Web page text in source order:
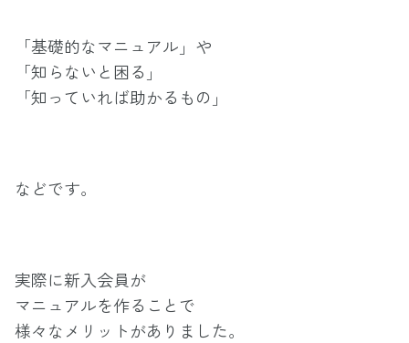
「基礎的なマニュアル」や
「知らないと困る」
「知っていれば助かるもの」
などです。
実際に新入会員が
マニュアルを作ることで
様々なメリットがありました。